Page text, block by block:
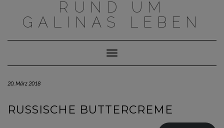
RUND UM
GALINAS LEBEN
Toggle Navigation
20. März 2018
RUSSISCHE BUTTERCREME